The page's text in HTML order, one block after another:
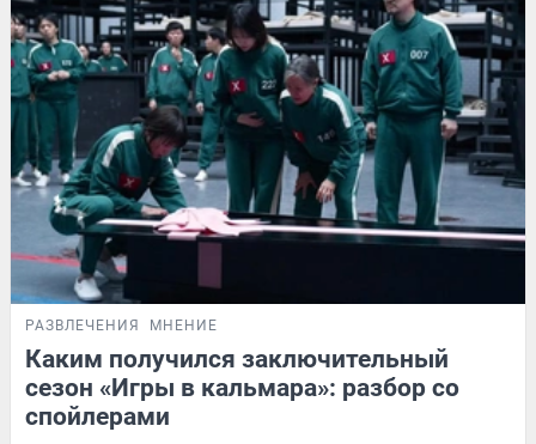
РАЗВЛЕЧЕНИЯ МНЕНИЕ
Каким получился заключительный
сезон «Игры в кальмара»: разбор со
спойлерами